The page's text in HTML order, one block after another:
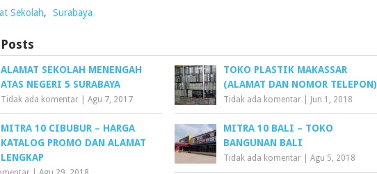
Sekolah, Surabaya
ALAMAT SEKOLAH MENENGAH
ATAS NEGERI 5 SURABAYA
Tidak ada komentar Agu 7, 2017
TOKO PLASTIK MAKASSAR
(ALAMAT DAN NOMOR TELEPON)
Tidak ada komentar Jun 1, 2018
MITRA 10 CIBUBUR – HARGA
KATALOG PROMO DAN ALAMAT
LENGKAP
MITRA 10 BALI – TOKO
BANGUNAN BALI
Tidak ada komentar |Agu 5, 2018